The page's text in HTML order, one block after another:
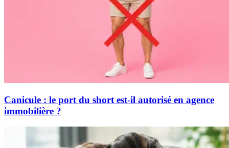
Canicule : le port du short est-il autorisé en agence
immobilière ?